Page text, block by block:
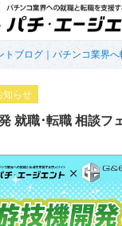
トブログ｜パチンコ業界
知らせ
就職･転職 相談フ
チンコ業界で好待遇の職場をお
で好待遇の職場をお探しします
トブログ｜パチンコ業界